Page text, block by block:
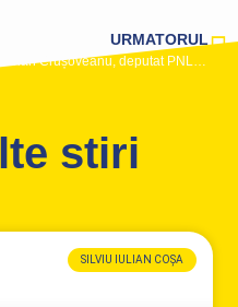
URMATORUL
Marian Crușoveanu, deputat PNL Constanța: ,, Alianța electorală ,,România Înainte” a fost înregistrată de BEC
stiri
SILVIU IULIAN COȘA